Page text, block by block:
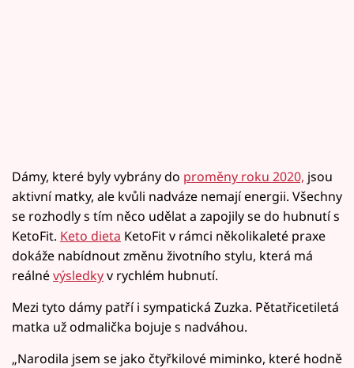
Dámy, které byly vybrány do proměny roku 2020, jsou
aktivní matky, ale kvůli nadváze nemají energii. Všechny
se rozhodly s tím něco udělat a zapojily se do hubnutí s
KetoFit. Keto dieta KetoFit v rámci několikaleté praxe
dokáže nabídnout změnu životního stylu, která má
reálnévýsledkyv rychlém hubnutí.
Mezi tyto dámy patří i sympatická Zuzka. Pětatřicetiletá
matka už odmalička bojuje s nadváhou.
„Narodila jsem se jako čtyřkilové miminko, které hodně